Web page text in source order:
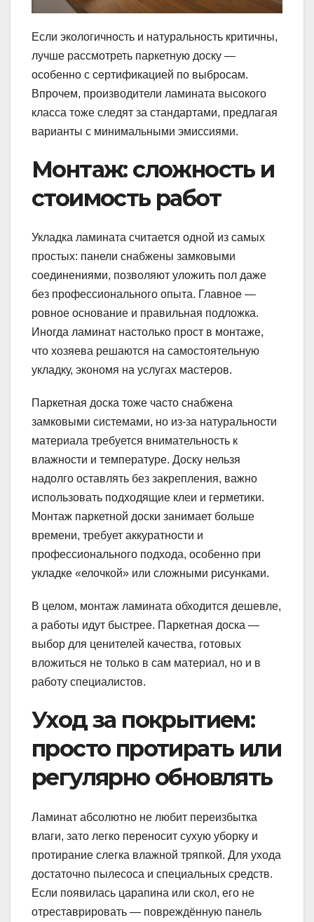
Если экологичность и натуральность критичны,
лучше рассмотреть паркетную доску —
особенно с сертификацией по выбросам.
Впрочем, производители ламината высокого
класса тоже следят за стандартами, предлагая
варианты с минимальными эмиссиями.
Монтаж: сложность и
стоимость работ
Укладка ламината считается одной из самых
простых: панели снабжены замковыми
соединениями, позволяют уложить пол даже
без профессионального опыта. Главное —
ровное основание и правильная подложка.
Иногда ламинат настолько прост в монтаже,
что хозяева решаются на самостоятельную
укладку, экономя на услугах мастеров.
Паркетная доска тоже часто снабжена
замковыми системами, но из-за натуральности
материала требуется внимательность к
влажности и температуре. Доску нельзя
надолго оставлять без закрепления, важно
использовать подходящие клеи и герметики.
Монтаж паркетной доски занимает больше
времени, требует аккуратности и
профессионального подхода, особенно при
укладке «елочкой» или сложными рисунками.
В целом, монтаж ламината обходится дешевле,
а работы идут быстрее. Паркетная доска —
выбор для ценителей качества, готовых
вложиться не только в сам материал, но и в
работу специалистов.
Уход за покрытием:
просто протирать или
регулярно обновлять
Ламинат абсолютно не любит переизбытка
влаги, зато легко переносит сухую уборку и
протирание слегка влажной тряпкой. Для ухода
достаточно пылесоса и специальных средств.
Если появилась царапина или скол, его не
отреставрировать — повреждённую панель